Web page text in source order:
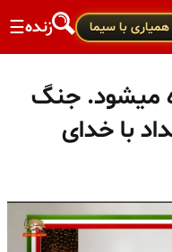
با سیما زنده☰
میشود. جنگ
با خدای